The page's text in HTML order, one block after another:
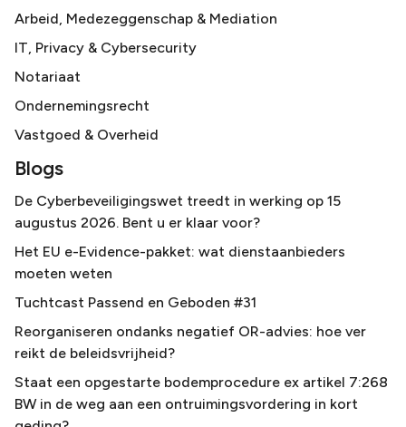
Arbeid, Medezeggenschap & Mediation
IT, Privacy & Cybersecurity
Notariaat
Ondernemingsrecht
Vastgoed & Overheid
Blogs
De Cyberbeveiligingswet treedt in werking op 15
augustus 2026. Bent u er klaar voor?
Het EU e-Evidence-pakket: wat dienstaanbieders
moeten weten
Tuchtcast Passend en Geboden #31
Reorganiseren ondanks negatief OR-advies: hoe ver
reikt de beleidsvrijheid?
Staat een opgestarte bodemprocedure ex artikel 7:268
BW in de weg aan een ontruimingsvordering in kort